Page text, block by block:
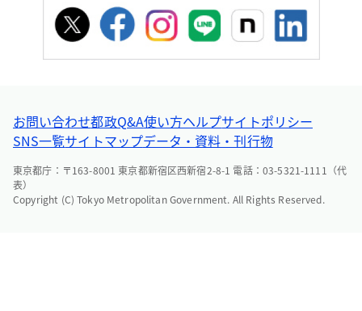
お問い合わせ都政Q&A使い方ヘルプサイトポリシー
SNS一覧サイトマップデータ・資料・刊行物
東京都庁：〒163-8001 東京都新宿区西新宿2-8-1 電話：03-5321-1111（代
表）
Copyright (C) Tokyo Metropolitan Government. All Rights Reserved.